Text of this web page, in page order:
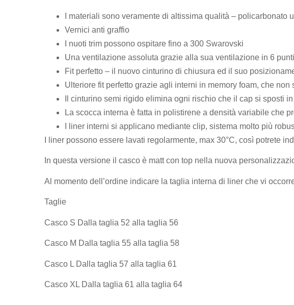
I materiali sono veramente di altissima qualità – policarbonato
Vernici anti graffio
I nuoti trim possono ospitare fino a 300 Swarovski
Una ventilazione assoluta grazie alla sua ventilazione in 6
Fit perfetto – il nuovo cinturino di chiusura ed il suo
Ulteriore fit perfetto grazie agli interni in memory foam, che
Il cinturino semi rigido elimina ogni rischio che il cap si sposti
La scocca interna è fatta in polistirene a densità variabile che
I liner interni si applicano mediante clip, sistema molto più
I liner possono essere lavati regolarmente, max 30°C, così potrete
In questa versione il casco è matt con top nella nuova
Al momento dell’ordine indicare la taglia interna di liner che vi
Taglie
Casco S Dalla taglia 52 alla taglia 56
Casco M Dalla taglia 55 alla taglia 58
Casco L Dalla taglia 57 alla taglia 61
Casco XL Dalla taglia 61 alla taglia 64